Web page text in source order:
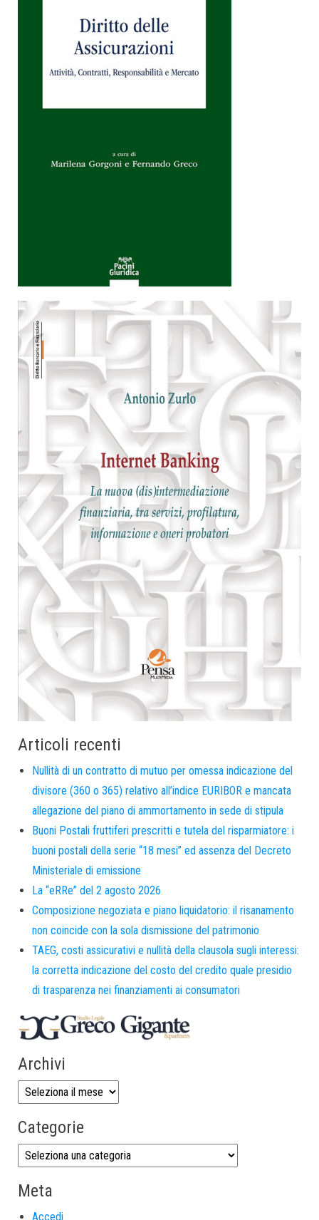
Articoli recenti
Nullità di un contratto di mutuo per omessa indicazione del
divisore (360 o 365) relativo all’indice EURIBOR e mancata
allegazione del piano di ammortamento in sede di stipula
Buoni Postali fruttiferi prescritti e tutela del risparmiatore: i
buoni postali della serie “18 mesi” ed assenza del Decreto
Ministeriale di emissione
La “eRRe” del 2 agosto 2026
Composizione negoziata e piano liquidatorio: il risanamento
non coincide con la sola dismissione del patrimonio
TAEG, costi assicurativi e nullità della clausola sugli interessi:
la corretta indicazione del costo del credito quale presidio
di trasparenza nei finanziamenti ai consumatori
Archivi
Categorie
Meta
Accedi